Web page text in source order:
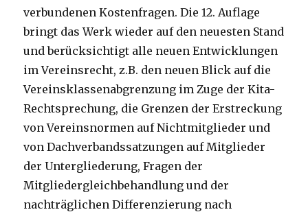
verbundenen Kostenfragen. Die 12. Auflage
bringt das Werk wieder auf den neuesten Stand
und berücksichtigt alle neuen Entwicklungen
im Vereinsrecht, z.B. den neuen Blick auf die
Vereinsklassenabgrenzung im Zuge der Kita-
Rechtsprechung, die Grenzen der Erstreckung
von Vereinsnormen auf Nichtmitglieder und
von Dachverbandssatzungen auf Mitglieder
der Untergliederung, Fragen der
Mitgliedergleichbehandlung und der
nachträglichen Differenzierung nach